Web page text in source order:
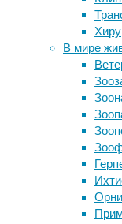
В мире
На
планете
более
60
человек
однако
чем
ЭЭГ-
Клещи-
жить с
Железо